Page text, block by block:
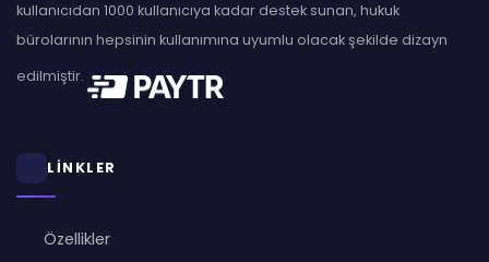
kullanıcıdan 1000 kullanıcıya kadar destek sunan, hukuk
bürolarının hepsinin kullanımına uyumlu olacak şekilde dizayn
edilmiştir.
LİNKLER
Özellikler